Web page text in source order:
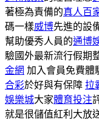
著極為責備的真人百
碼一樣威博先進的設
幫助優秀人員的通博
驗國外最新流行假期
金網 加入會員免費體
合彩於好與有保障 拉
娛樂城大家體育投注
就是很儲值紅利大放